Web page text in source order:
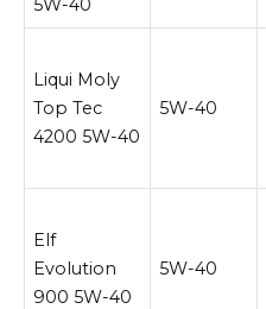
5W-40
Liqui Moly
Top Tec
4200 5W-40
5W-40
Elf
Evolution
900 5W-40
5W-40